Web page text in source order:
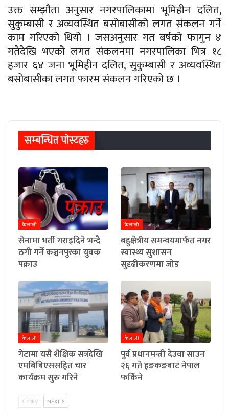
उक्त सम्झौता अनुसार नगरपालिकामा भूमिहीन दलित,
सुकुम्बासी र अव्यवस्थित बसोबासीको लगत संकलन गर्ने
काम गरिएको थियो । जसअनुसार गत बर्षको फागुन ४
गतेदेखि भएको लगत संकलनमा नगरपालिका भित्र १८
हजार ६४ जना भूमिहीन दलित, सुकुम्बासी र अव्यवस्थित
बसोबासीका लगत फारम संकलन गरिएको छ ।
सम्बन्धित पाेस्टहरु
कैलाली
सेनामा भर्ती गराइदिने भन्दै
ठगी गर्ने कञ्चनपुरका युवक
पक्राउ
कैलाली
बहुक्षेत्रीय समन्वयमार्फत नगर
स्वास्थ्य सुशासन
सुदृढीकरणमा जोड
कैलाली
गेटामा यसै शैक्षिक सत्रदेखि
एमबिबिएससहित चार
कार्यक्रम सुरु गरिने
कैलाली
पुर्व प्रधानमन्त्री देउवा साउन
२६ गते हङकङबाट नेपाल
फर्किने
PREV NEXT